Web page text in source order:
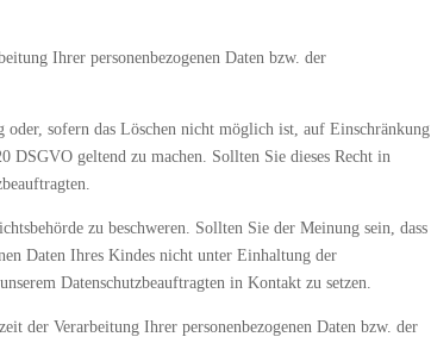
Ihrer personenbezogenen Daten bzw. der
sofern das Löschen nicht möglich ist, auf Einschränkung
DSGVO geltend zu machen. Sollten Sie dieses Recht in
zu beschweren. Sollten Sie der Meinung sein, dass
Daten Ihres Kindes nicht unter Einhaltung der
Datenschutzbeauftragten in Kontakt zu setzen.
der Verarbeitung Ihrer personenbezogenen Daten bzw. der